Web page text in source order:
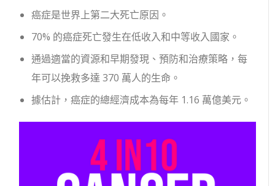
癌症是世界上第二大死亡原因。
70% 的癌症死亡發生在低收入和中等收入國家。
通過適當的資源和早期發現、預防和治療策略，每
年可以挽救多達 370 萬人的生命。
據估計，癌症的總經濟成本為每年 1.16 萬億美元。